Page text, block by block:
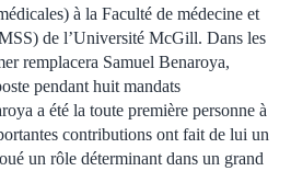
à la Faculté de médecine et
de l’Université McGill. Dans les
remplacera Samuel Benaroya,
pendant huit mandats
a été la toute première personne à
contributions ont fait de lui un
un rôle déterminant dans un grand